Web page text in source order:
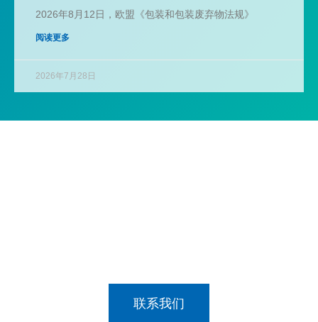
2026年8月12日，欧盟《包装和包装废弃物法规》
阅读更多
2026年7月28日
联系我们